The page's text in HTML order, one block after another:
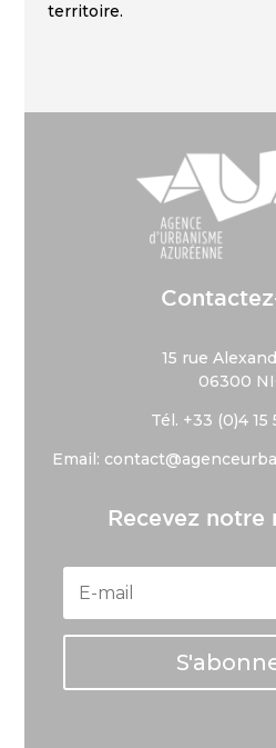
territoire.
15 rue
06300
Tél. +33 (0)4 15
Email:
Recevez notre